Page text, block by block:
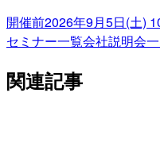
開催前2026年9月5日(土)
セミナー一覧会社説明会
関連記事